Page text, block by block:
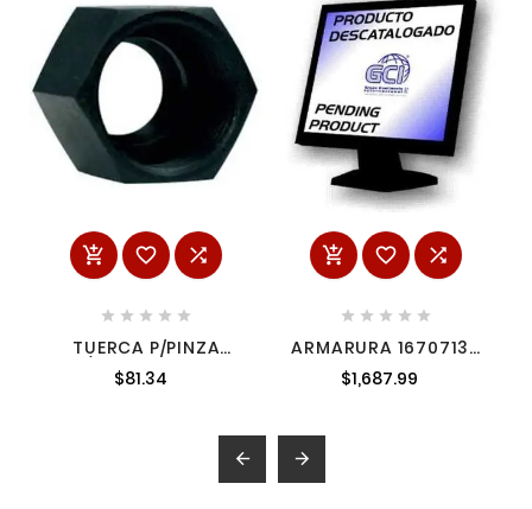
  
    
TUERCA P/PINZA
P/3612 7636290
7636290
$81.34
  
    
ARMARURA 16707132
MILWAUKEE
$1,687.99
 